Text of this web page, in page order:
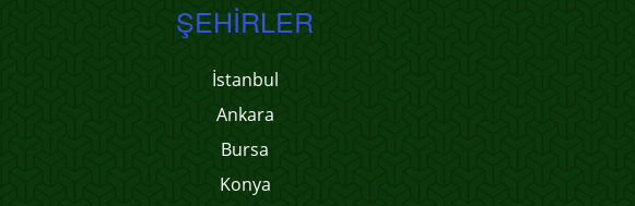
ŞEHIRLER
İstanbul
Ankara
Bursa
Konya